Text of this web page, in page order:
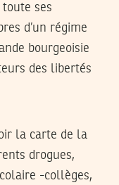
ses
d’un régime
bourgeoisie
des libertés
la carte de la
drogues,
-collèges,